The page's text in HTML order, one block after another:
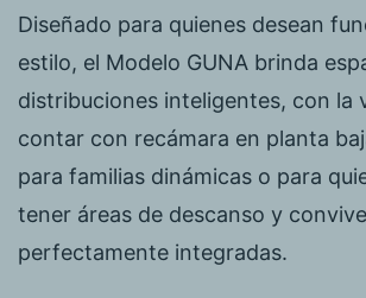
Diseñado para quienes desean
estilo, el Modelo GUNA brinda
distribuciones inteligentes, con la
contar con recámara en planta
para familias dinámicas o para
tener áreas de descanso y
perfectamente integradas.